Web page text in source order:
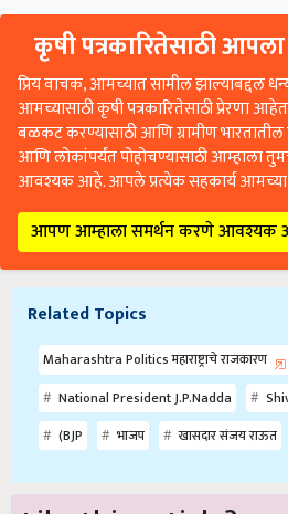
कृषी पत्रकारितेसाठी आपला
प्रिय वाचक, आमच्यात सामील झाल्याबद्दल
आमच्यासाठी कृषी पत्रकारितेसाठी प्रेरणा
बळकट करण्यासाठी आणि ग्रामीण
आणि लोकांपर्यंत पोहोचण्यासाठी आम्हाला
आवश्यक आहे. आपले प्रत्येक सहकार्य आमच्या
आपण आम्हाला समर्थन करणे आवश्यक
Related Topics
Maharashtra Politics महाराष्ट्राचे राजकारण
National President J.P.Nadda
(BJP
भाजप खासदार संजय राऊत